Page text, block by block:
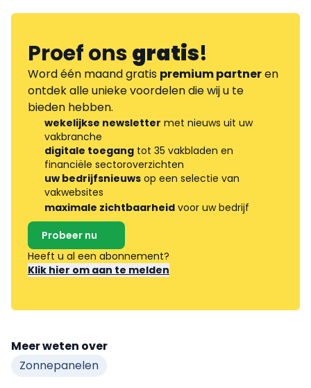
Proef onsgratis!
Word één maand gratis premium partneren
ontdek alle unieke voordelen die wij u te
bieden hebben.
wekelijkse newsletter met nieuws uit uw
vakbranche
digitale toegang tot 35 vakbladen en
financiële sectoroverzichten
uw bedrijfsnieuws op een selectie van
vakwebsites
maximale zichtbaarheid voor uw bedrijf
Probeer nu
Heeft u al een abonnement?
Klik hier om aan te melden
Meer weten over
Zonnepanelen